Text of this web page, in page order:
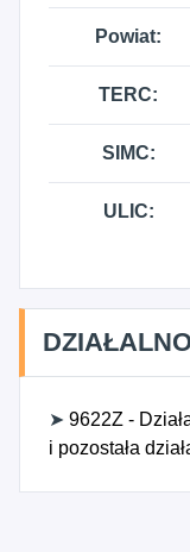
Powiat:
TERC:
SIMC:
ULIC:
➤ 9622Z -
i pozostała